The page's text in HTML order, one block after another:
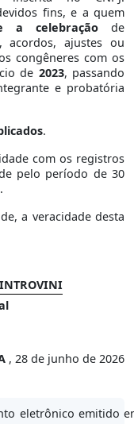
fins, e a quem
a celebração de
acordos, ajustes ou
congêneres com os
de 2023, passando
e probatória
.
com os registros
pelo período de 30
a veracidade desta
INTROVINI
, 28 de junho de 2026
eletrônico emitido